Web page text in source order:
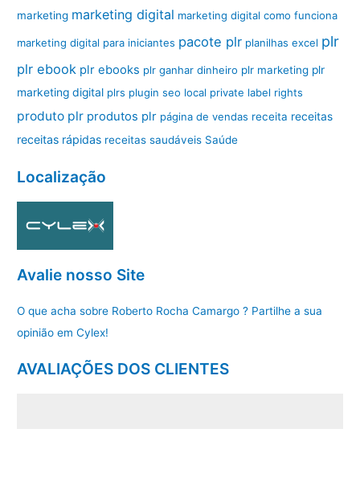
marketing marketing digital marketing digital como funciona
marketing digital para iniciantes pacote plr planilhas excel plr
plr ebook plr ebooks plr ganhar dinheiro plr marketing plr
marketing digital plrs plugin seo local private label rights
produto plr produtos plr página de vendas receita receitas
receitas rápidas receitas saudáveis Saúde
Localização
Avalie nosso Site
O que acha sobre Roberto Rocha Camargo ? Partilhe a sua
opinião em Cylex!
AVALIAÇÕES DOS CLIENTES